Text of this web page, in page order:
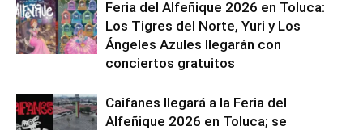
Feria del Alfeñique 2026 en Toluca:
Los Tigres del Norte, Yuri y Los
Ángeles Azules llegarán con
conciertos gratuitos
Caifanes llegará a la Feria del
Alfeñique 2026 en Toluca; se